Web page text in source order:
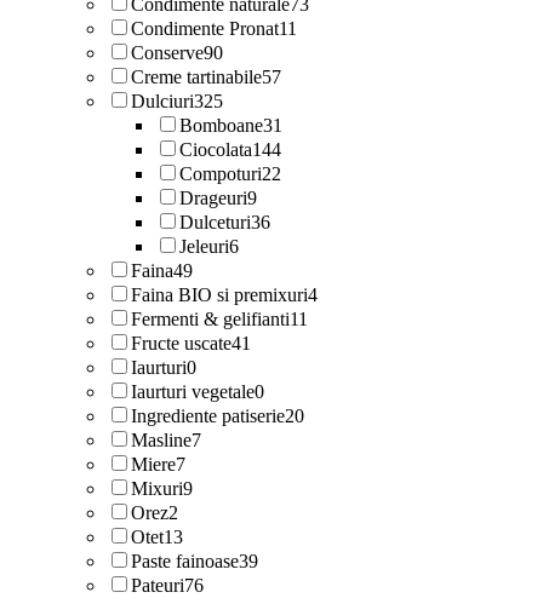
Condimente naturale73
Condimente Pronat11
Conserve90
Creme tartinabile57
Dulciuri325
Bomboane31
Ciocolata144
Compoturi22
Drageuri9
Dulceturi36
Jeleuri6
Faina49
Faina BIO si premixuri4
Fermenti & gelifianti11
Fructe uscate41
Iaurturi0
Iaurturi vegetale0
Ingrediente patiserie20
Masline7
Miere7
Mixuri9
Orez2
Otet13
Paste fainoase39
Pateuri76